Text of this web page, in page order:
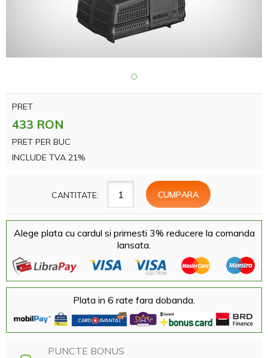
PRET
433 RON
PRET PER BUC
INCLUDE TVA 21%
CANTITATE:
Alege plata cu cardul si primesti 3% reducere la comanda
lansata.
Plata in 6 rate fara dobanda.
PUNCTE BONUS